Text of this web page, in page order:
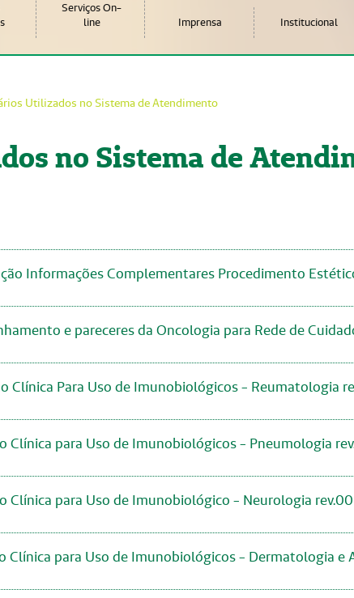
Serviços On-
line
Imprensa Institucional
Utilizados no Sistema de Atendimento
no Sistema de
Informações Complementares Procedimento
e pareceres da Oncologia para Rede de
Clínica Para Uso de Imunobiológicos - Reumatologia
Clínica para Uso de Imunobiológicos - Pneumologia
Clínica para Uso de Imunobiológico - Neurologia rev.00
Clínica para Uso de Imunobiológicos - Dermatologia e